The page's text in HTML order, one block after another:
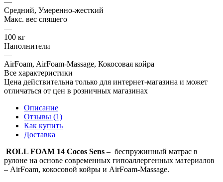
Средний, Умеренно-жесткий
Макс. вес спящего
—
100 кг
Наполнители
—
AirFoam, AirFoam-Massage, Кокосовая койра
Все характеристики
Цена действительна только для интернет-магазина и может
отличаться от цен в розничных магазинах
Описание
Отзывы (1)
Как купить
Доставка
ROLL FOAM 14 Cocos Sens – беспружинный матрас в
рулоне на основе современных гипоаллергенных материалов
– AirFoam, кокосовой койры и AirFoam-Massage.